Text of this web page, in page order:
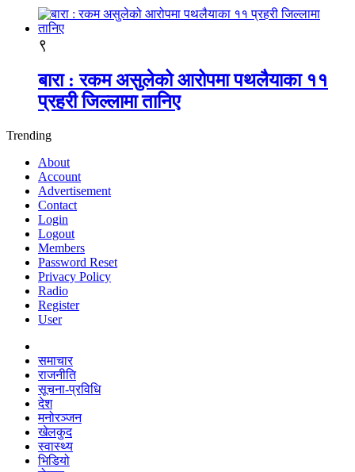
९
बारा : रकम असुलेको आरोपमा पथलैयाका ११
प्रहरी जिल्लामा तानिए
Trending
About
Account
Advertisement
Contact
Login
Logout
Members
Password Reset
Privacy Policy
Radio
Register
User
समाचार
राजनीति
सूचना-प्रविधि
देश
मनोरञ्जन
खेलकुद
स्वास्थ्य
भिडियो